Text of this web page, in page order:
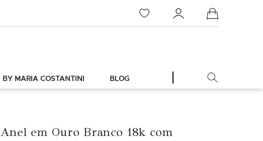
Meu Carrinho
BY MARIA COSTANTINI BLOG
Anel em Ouro Branco 18k com